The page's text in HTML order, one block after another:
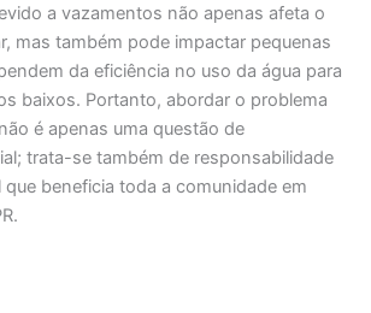
a vazamentos não apenas afeta o
mas também pode impactar pequenas
da eficiência no uso da água para
baixos. Portanto, abordar o problema
é apenas uma questão de
trata-se também de responsabilidade
que beneficia toda a comunidade em